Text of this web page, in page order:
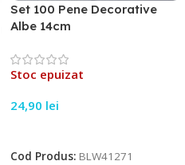
Set 100 Pene Decorative
Albe 14cm
Stoc epuizat
24,90 lei
Cod Produs: BLW41271